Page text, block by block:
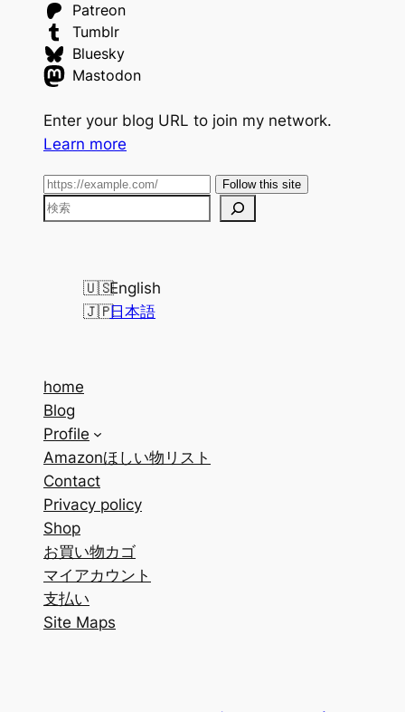
Patreon
Tumblr
Bluesky
Mastodon
Enter your blog URL to join my network.
Learn more
Follow this site
検
English
日本語
home
Blog
Profile
Amazonほしい物リスト
Contact
Privacy policy
Shop
お買い物カゴ
マイアカウント
支払い
Site Maps